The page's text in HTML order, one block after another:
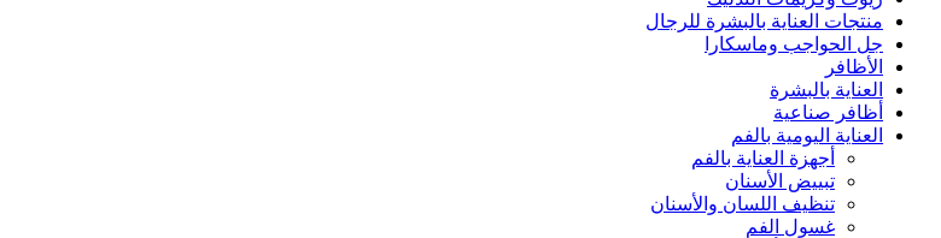
منتجات العناية بالبشرة للرجال
جل الحواجب وماسكارا
الأظافر
العناية بالبشرة
أظافر صناعية
العناية اليومية بالفم
أجهزة العناية بالفم
تبييض الأسنان
تنظيف اللسان والأسنان
غسول الفم